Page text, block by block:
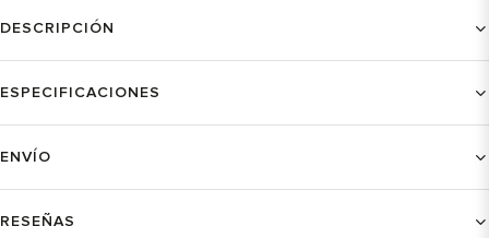
DESCRIPCIÓN
ESPECIFICACIONES
ENVÍO
RESEÑAS